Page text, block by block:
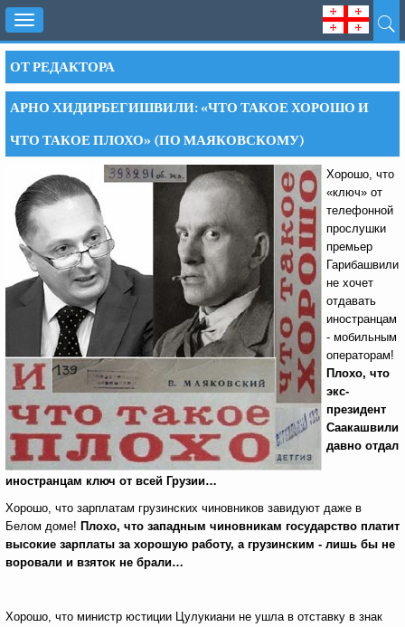
Toggle
navigation
ОТ РЕДАКТОРА
АРНО ХИДИРБЕГИШВИЛИ: «ЧТО ТАКОЕ ХОРОШО И
ЧТО ТАКОЕ ПЛОХО» (ПО МАЯКОВСКОМУ)
Хорошо, что
«ключ» от
телефонной
прослушки
премьер
Гарибашвили
не хочет
отдавать
иностранцам
- мобильным
операторам!
Плохо, что
экс-
президент
Саакашвили
давно отдал
иностранцам ключ от всей Грузии…
Хорошо, что зарплатам грузинских чиновников завидуют даже в
Белом доме! Плохо, что западным чиновникам государство платит
высокие зарплаты за хорошую работу, а грузинским - лишь бы не
воровали и взяток не брали…
Хорошо, что министр юстиции Цулукиани не ушла в отставку в знак